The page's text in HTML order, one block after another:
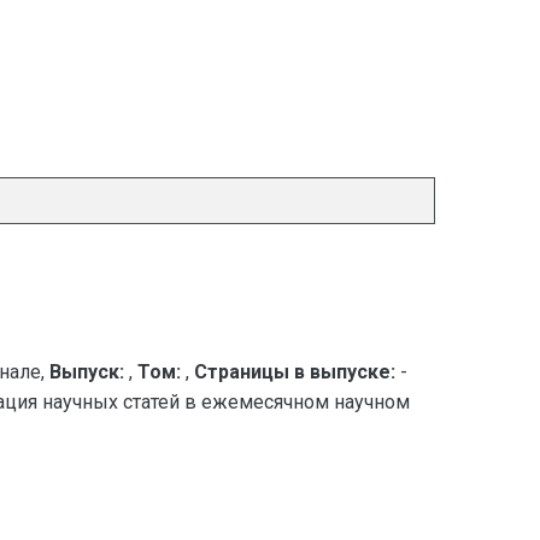
Выпуск: , Том: , Страницы в выпуске: -
научных статей в ежемесячном научном